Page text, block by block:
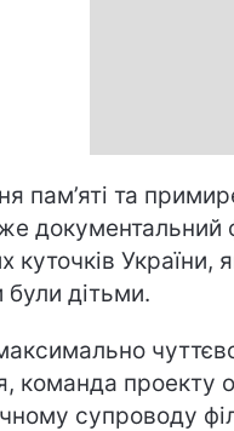
пам’яті та
документальний
куточків України,
були дітьми.
команда проекту
супроводу